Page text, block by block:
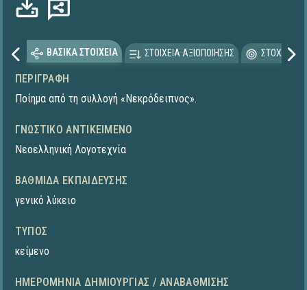
ΒΑΣΙΚΑ ΣΤΟΙΧΕΙΑ ΣΤΟΙΧΕΙΑ ΑΞΙΟΠΟΙΗΣΗΣ
ΠΕΡΙΓΡΑΦΉ
Ποίημα από τη συλλογή «Νεκρόδειπνος».
ΓΝΩΣΤΙΚΌ ΑΝΤΙΚΕΊΜΕΝΟ
Νεοελληνική Λογοτεχνία
ΒΑΘΜΊΔΑ ΕΚΠΑΊΔΕΥΣΗΣ
γενικό λύκειο
ΤΎΠΟΣ
κείμενο
ΗΜΕΡΟΜΗΝΊΑ ΔΗΜΙΟΥΡΓΊΑΣ / ΑΝΑΒΆΘΜΙΣΗΣ